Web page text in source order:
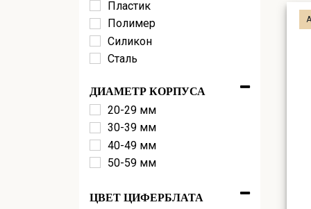
Titanium
Спортивные часы
Пластик
Полимер
Силикон
Сталь
ДИАМЕТР КОРПУСА
20-29 мм
30-39 мм
40-49 мм
50-59 мм
ЦВЕТ ЦИФЕРБЛАТА